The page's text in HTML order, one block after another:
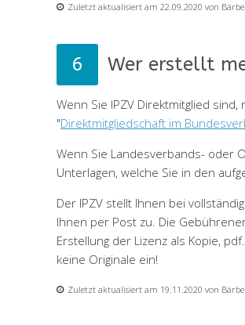
Zuletzt aktualisiert am 22.09.2020 von
Wer erstellt
Wenn Sie IPZV Direktmitglied
"Direktmitgliedschaft im
Wenn Sie Landesverbands- oder
Unterlagen, welche Sie in den
Der IPZV stellt Ihnen bei
Ihnen per Post zu. Die
Erstellung der Lizenz als Kopie,
keine Originale ein!
Zuletzt aktualisiert am 19.11.2020 von